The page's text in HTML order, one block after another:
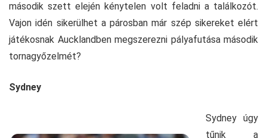
második szett elején kénytelen volt feladni a találkozót.
Vajon idén sikerülhet a párosban már szép sikereket elért
játékosnak Aucklandben megszerezni pályafutása második
tornagyőzelmét?
Sydney
Sydney úgy
tűnik a